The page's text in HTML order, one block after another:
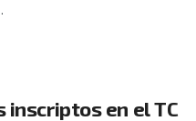
inscriptos en el TC